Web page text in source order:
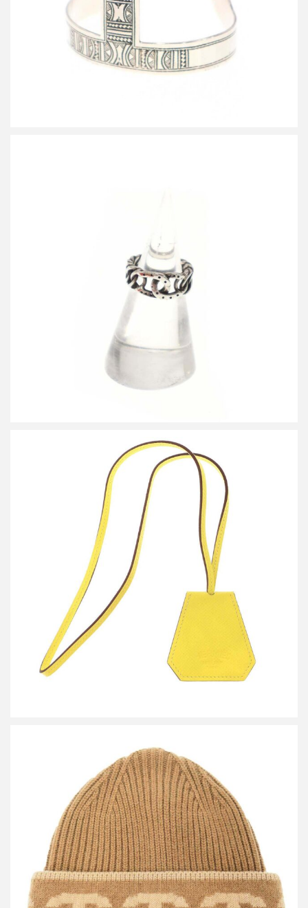
詳しく見る
エルメス 1970’s ビンテージ ホースシューチェーンリング
買取金額50,000円
詳しく見る
エルメス ハットクリップ カピュシーヌ
買取金額30,000円
エルメス Heaven Chaine D’ancre シェーヌ・ダンクル ジャガード
カシミヤニットキャップ
買取金額26,400円
詳しく見る